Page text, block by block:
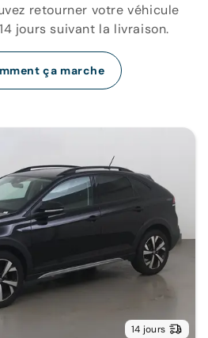
retourner votre véhicule
jours suivant la livraison.
ça marche
14 jours